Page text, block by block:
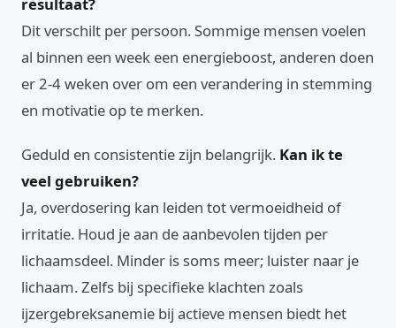
resultaat?
Dit verschilt per persoon. Sommige mensen voelen
al binnen een week een energieboost, anderen doen
er 2-4 weken over om een verandering in stemming
en motivatie op te merken.
Geduld en consistentie zijn belangrijk. Kan ik te
veel gebruiken?
Ja, overdosering kan leiden tot vermoeidheid of
irritatie. Houd je aan de aanbevolen tijden per
lichaamsdeel. Minder is soms meer; luister naar je
lichaam. Zelfs bij specifieke klachten zoals
ijzergebreksanemie bij actieve mensen biedt het